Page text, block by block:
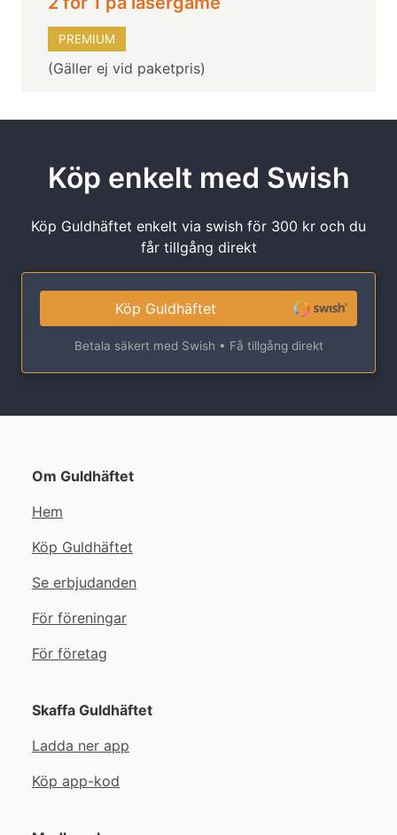
PREMIUM
(Gäller ej vid paketpris)
Köp enkelt med Swish
Köp Guldhäftet enkelt via swish för 300 kr och du
får tillgång direkt
Köp Guldhäftet
Betala säkert med Swish • Få tillgång direkt
Om Guldhäftet
Hem
Köp Guldhäftet
Se erbjudanden
För föreningar
För företag
Skaffa Guldhäftet
Ladda ner app
Köp app-kod